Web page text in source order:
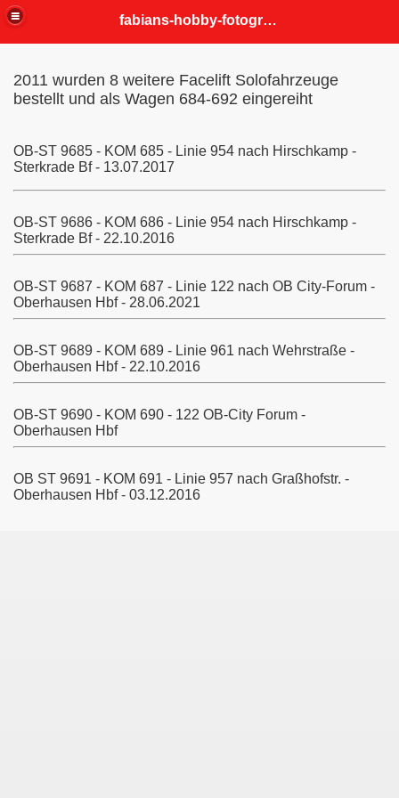
fabians-hobby-fotografien
2011 wurden 8 weitere Facelift Solofahrzeuge
bestellt und als Wagen 684-692 eingereiht
OB-ST 9685 - KOM 685 - Linie 954 nach Hirschkamp -
Sterkrade Bf - 13.07.2017
OB-ST 9686 - KOM 686 - Linie 954 nach Hirschkamp -
Sterkrade Bf - 22.10.2016
OB-ST 9687 - KOM 687 - Linie 122 nach OB City-Forum -
Oberhausen Hbf - 28.06.2021
OB-ST 9689 - KOM 689 - Linie 961 nach Wehrstraße -
Oberhausen Hbf - 22.10.2016
OB-ST 9690 - KOM 690 - 122 OB-City Forum -
Oberhausen Hbf
OB ST 9691 - KOM 691 - Linie 957 nach Graßhofstr. -
Oberhausen Hbf - 03.12.2016